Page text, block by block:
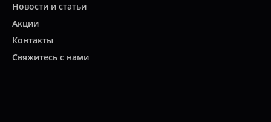
Новости и статьи
Акции
Контакты
Свяжитесь с нами